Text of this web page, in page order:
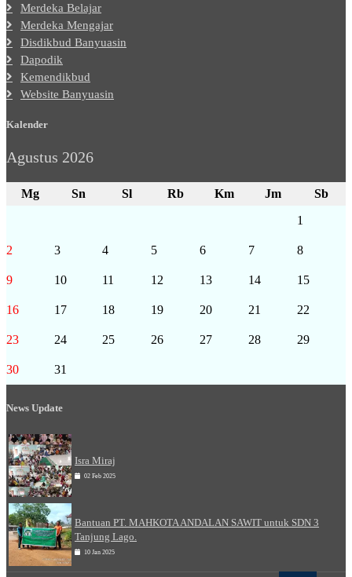
Merdeka Belajar
Merdeka Mengajar
Disdikbud Banyuasin
Dapodik
Kemendikbud
Website Banyuasin
Kalender
Agustus 2026
Mg Sn Sl Rb Km Jm
Sb
1
2 3 4 5 6 7 8
9 10 11 12 13 14 15
16 17 18 19 20 21 22
23 24 25 26 27 28 29
30 31
News Update
Isra Miraj
02 Feb 2025
Bantuan PT. MAHKOTA ANDALAN SAWIT untuk SDN 3
Tanjung Lago.
10 Jan 2025